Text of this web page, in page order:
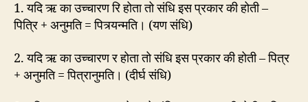
1. यदि ऋ का उच्चारण रि होता तो संधि इस प्रकार की होती –
पित्रि + अनुमति = पित्र्यन्मति। (यण संधि)
2. यदि ऋ का उच्चारण र होता तो संधि इस प्रकार की होती – पित्र
+ अनुमति = पित्रानुमति। (दीर्घ संधि)